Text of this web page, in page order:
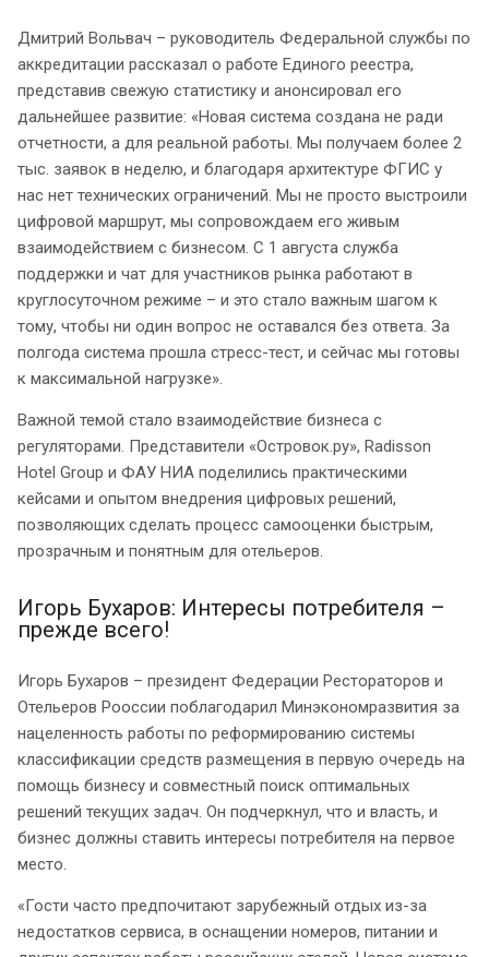
Дмитрий Вольвач – руководитель Федеральной службы по
аккредитации рассказал о работе Единого реестра,
представив свежую статистику и анонсировал его
дальнейшее развитие: «Новая система создана не ради
отчетности, а для реальной работы. Мы получаем более 2
тыс. заявок в неделю, и благодаря архитектуре ФГИС у
нас нет технических ограничений. Мы не просто выстроили
цифровой маршрут, мы сопровождаем его живым
взаимодействием с бизнесом. С 1 августа служба
поддержки и чат для участников рынка работают в
круглосуточном режиме – и это стало важным шагом к
тому, чтобы ни один вопрос не оставался без ответа. За
полгода система прошла стресс-тест, и сейчас мы готовы
к максимальной нагрузке».
Важной темой стало взаимодействие бизнеса с
регуляторами. Представители «Островок.ру», Radisson
Hotel Group и ФАУ НИА поделились практическими
кейсами и опытом внедрения цифровых решений,
позволяющих сделать процесс самооценки быстрым,
прозрачным и понятным для отельеров.
Игорь Бухаров: Интересы потребителя –
прежде всего!
Игорь Бухаров – президент Федерации Рестораторов и
Отельеров Рооссии поблагодарил Минэкономразвития за
нацеленность работы по реформированию системы
классификации средств размещения в первую очередь на
помощь бизнесу и совместный поиск оптимальных
решений текущих задач. Он подчеркнул, что и власть, и
бизнес должны ставить интересы потребителя на первое
место.
«Гости часто предпочитают зарубежный отдых из-за
недостатков сервиса, в оснащении номеров, питании и